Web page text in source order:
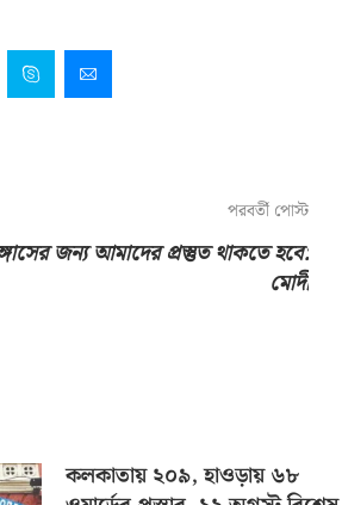
পরবর্তী পোস্ট
জন্য আমাদের প্রস্তুত থাকতে হবে:
মোদী
কলকাতায় ২০৯, হাওড়ায় ৬৮